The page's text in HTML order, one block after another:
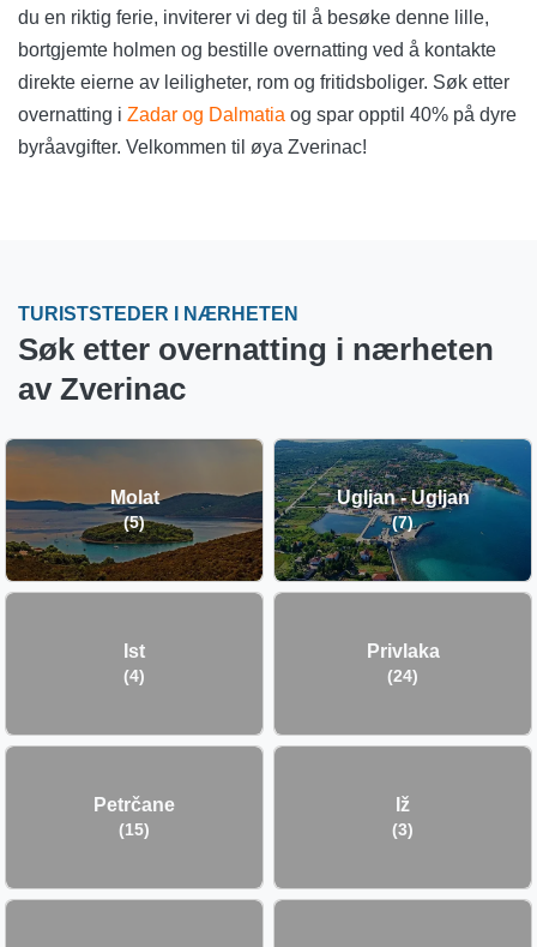
du en riktig ferie, inviterer vi deg til å besøke denne lille,
bortgjemte holmen og bestille overnatting ved å kontakte
direkte eierne av leiligheter, rom og fritidsboliger. Søk etter
overnatting i Zadar og Dalmatia og spar opptil 40% på dyre
byråavgifter. Velkommen til øya Zverinac!
TURISTSTEDER I NÆRHETEN
Søk etter overnatting i nærheten
av Zverinac
Molat
(5)
Ugljan - Ugljan
(7)
Ist
(4)
Privlaka
(24)
Petrčane
(15)
Iž
(3)